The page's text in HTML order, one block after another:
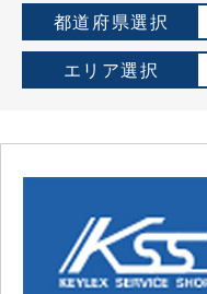
都道府県選択
エリア選択